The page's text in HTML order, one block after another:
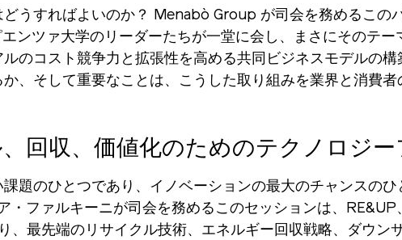
うすればよいのか？ Menabò Group が司会を務めるこの
ンツァ大学のリーダーたちが一堂に会し、まさにそのテー
のコスト競争力と拡張性を高める共同ビジネスモデルの
、そして重要なことは、こうした取り組みを業界と消費者
回収、価値化のためのテクノロジ
題のひとつであり、イノベーションの最大のチャンスの
ファルキーニが司会を務めるこのセッションは、RE&UP
、最先端のリサイクル技術、エネルギー回収戦略、ダウン